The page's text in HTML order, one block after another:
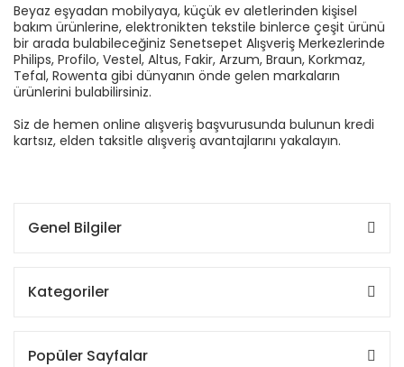
Beyaz eşyadan mobilyaya, küçük ev aletlerinden kişisel
bakım ürünlerine, elektronikten tekstile binlerce çeşit ürünü
bir arada bulabileceğiniz Senetsepet Alışveriş Merkezlerinde
Philips, Profilo, Vestel, Altus, Fakir, Arzum, Braun, Korkmaz,
Tefal, Rowenta gibi dünyanın önde gelen markaların
ürünlerini bulabilirsiniz.
Siz de hemen online alışveriş başvurusunda bulunun kredi
kartsız, elden taksitle alışveriş avantajlarını yakalayın.
Genel Bilgiler
Kategoriler
Popüler Sayfalar